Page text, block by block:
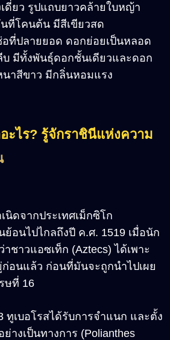
เดี่ยว รูปแถบยาวคล้ายใบหญ้า
ที่โคนต้น มีสีเขียวสด
อที่ปลายยอด ดอกย่อยเป็นหลอด
บ มีทั้งพันธุ์ดอกชั้นเดียวและดอก
าสีขาว มีกลิ่นหอมแรง
ะไร? รู้จักราชินีแห่งความ
นิดจากประเทศเม็กซิโก
อนไปไกลถึงปี ค.ศ. 1519 เมื่อนัก
ชาวแอซเท็ก (Aztecs) ได้เพาะ
อนแล้ว ก่อนที่มันจะถูกนำไปเผย
ษที่ 16
ทูเบอโรสได้รับการจำแนก และตั้ง
างเป็นทางการ (Polianthes